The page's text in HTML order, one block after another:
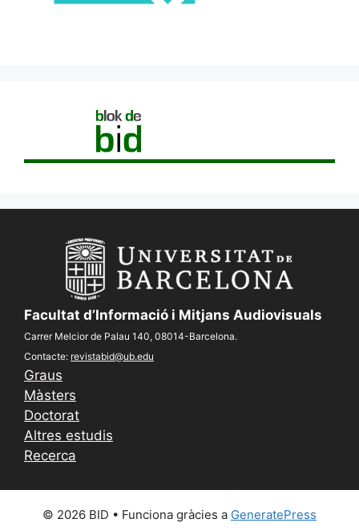
Facultat d’Informació i Mitjans Audiovisuals
Carrer Melcior de Palau 140, 08014-Barcelona.
Contacte: revistabid@ub.edu
Graus
Màsters
Doctorat
Altres estudis
Recerca
© 2026 BID • Funciona gràcies a GeneratePress